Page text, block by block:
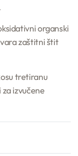
organski
zaštitni štit
tretiranu
izvučene